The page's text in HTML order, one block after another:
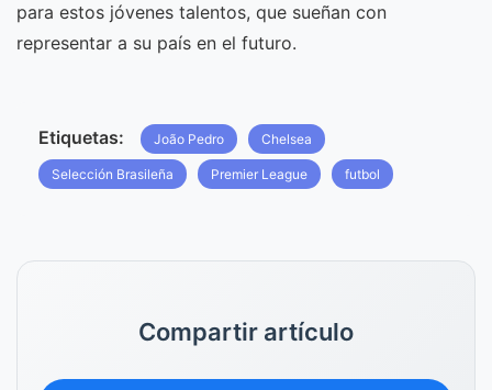
para estos jóvenes talentos, que sueñan con
representar a su país en el futuro.
Etiquetas: João Pedro Chelsea
Selección Brasileña Premier League futbol
Compartir artículo